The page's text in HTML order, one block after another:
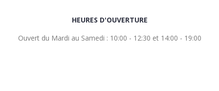
HEURES D'OUVERTURE
Ouvert du Mardi au Samedi : 10:00 - 12:30 et 14:00 - 19:00